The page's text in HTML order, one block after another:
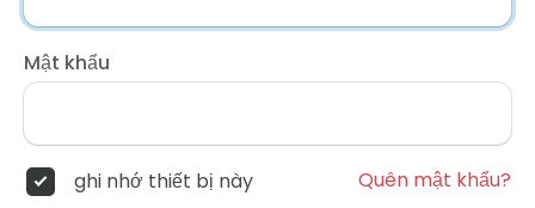
Mật khẩu
ghi nhớ thiết bị này Quên mật khẩu?